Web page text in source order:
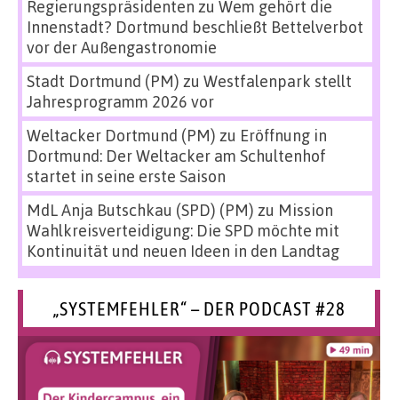
Regierungspräsidenten zu Wem gehört die
Innenstadt? Dortmund beschließt Bettelverbot
vor der Außengastronomie
Stadt Dortmund (PM) zu Westfalenpark stellt
Jahresprogramm 2026 vor
Weltacker Dortmund (PM) zu Eröffnung in
Dortmund: Der Weltacker am Schultenhof
startet in seine erste Saison
MdL Anja Butschkau (SPD) (PM) zu Mission
Wahlkreisverteidigung: Die SPD möchte mit
Kontinuität und neuen Ideen in den Landtag
„SYSTEMFEHLER“ – DER PODCAST #28